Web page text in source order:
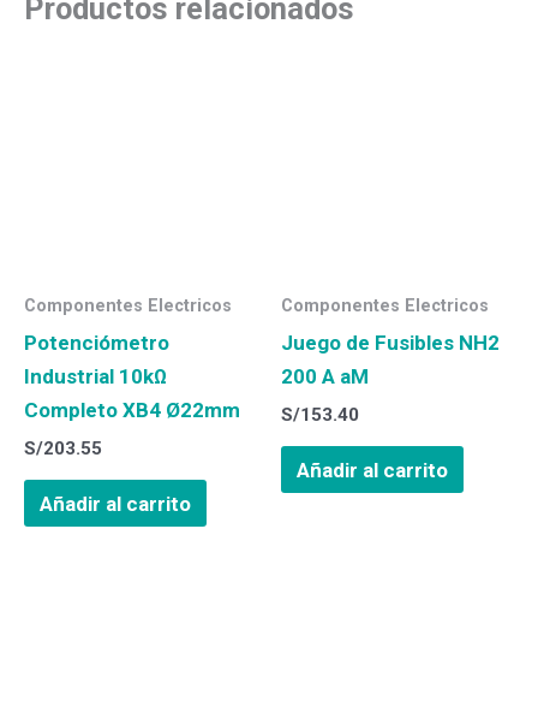
Productos relacionados
Componentes Electricos
Potenciómetro
Industrial 10kΩ
Completo XB4 Ø22mm
S/203.55
Añadir al carrito
Componentes Electricos
Juego de Fusibles NH2
200 A aM
S/153.40
Añadir al carrito